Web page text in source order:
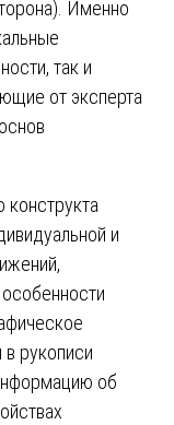
Именно
так и
от эксперта
и
рукописи
об